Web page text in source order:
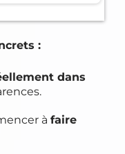
:
dans
à faire